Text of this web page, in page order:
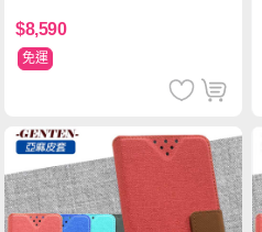
$8,590
免運